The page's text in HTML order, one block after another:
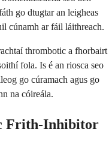
go dtugtar an leigheas
cúnamh ar fáil láithreach.
thrombotic a fhorbairt
fola. Is é an riosca seo
go cúramach agus go
na cóireála.
Frith-Inhibitor